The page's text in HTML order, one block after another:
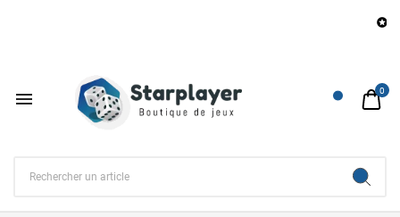

 0